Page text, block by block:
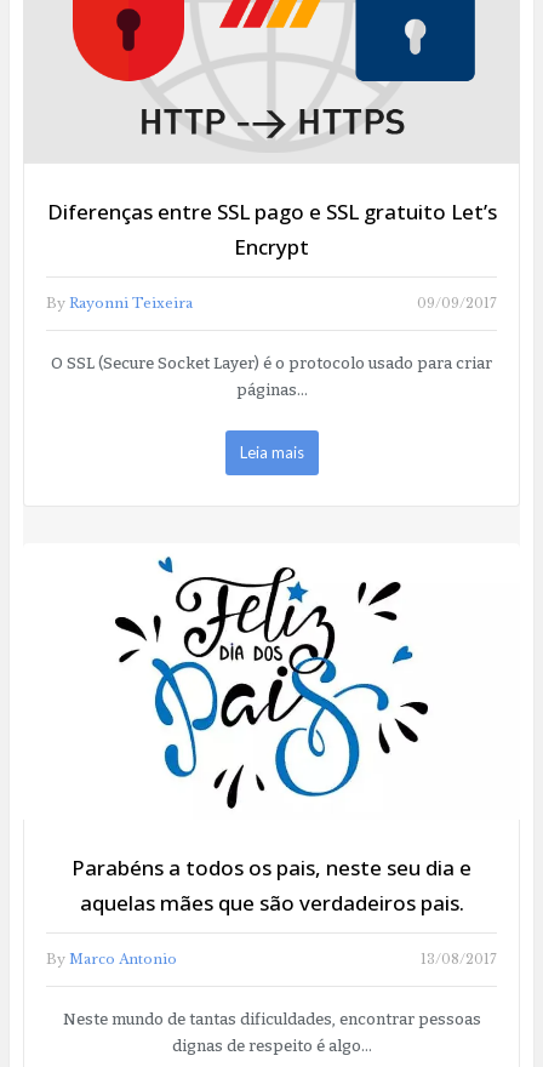
Diferenças entre SSL pago e SSL gratuito Let’s
Encrypt
By Rayonni Teixeira 09/09/2017
O SSL (Secure Socket Layer) é o protocolo usado para criar
páginas…
Leia mais
Parabéns a todos os pais, neste seu dia e
aquelas mães que são verdadeiros pais.
By Marco Antonio 13/08/2017
Neste mundo de tantas dificuldades, encontrar pessoas
dignas de respeito é algo…